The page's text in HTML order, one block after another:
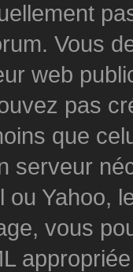
Vous
web
pas
que
serveur
ou Yahoo,
vous